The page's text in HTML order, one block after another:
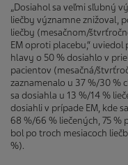
„Dosiahol sa veľmi sľubný
liečby významne znižoval,
liečby (mesačnom/
EM oproti placebu,“
hlavy o 50 % dosiahlo v
pacientov (mesačná/
zaznamenalo u 37 %/30 %
sa dosiahla u 13 %/14 %
dosiahli v prípade EM, kde
68 %/66 % liečených, 75 %
bol po troch mesiacoch
%).